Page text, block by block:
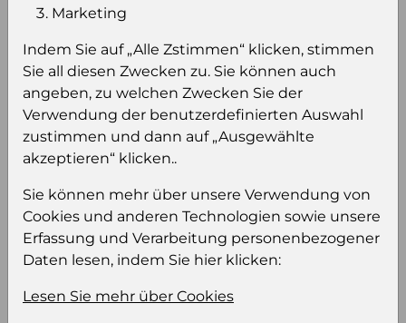
Einloggen um den Preis zu
Sie müssen eingeloggt sein, um Preise zu
sehen und/oder dieses Produkt zu kaufen.
Einloggen Anmeldung für B2B Konto
Produktinformation
Wählen Sie eine Sprache und ein Format für
Marketing
Indem Sie auf „Alle Zstimmen“ klicken, stimmen
Sie all diesen Zwecken zu. Sie können auch
angeben, zu welchen Zwecken Sie der
Verwendung der benutzerdefinierten Auswahl
zustimmen und dann auf „Ausgewählte
akzeptieren“ klicken..
Sie können mehr über unsere Verwendung von
Cookies und anderen Technologien sowie unsere
Erfassung und Verarbeitung personenbezogener
Daten lesen, indem Sie hier klicken:
Lesen Sie mehr über Cookies